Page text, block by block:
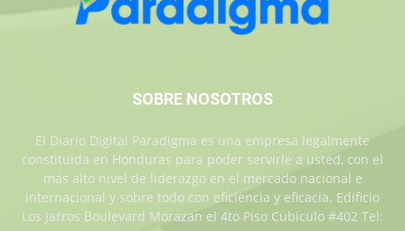
SOBRE NOSOTROS
El Diario Digital Paradigma es una empresa legalmente
constituida en Honduras para poder servirle a usted, con el
más alto nivel de liderazgo en el mercado nacional e
internacional y sobre todo con eficiencia y eficacia. Edificio
Los Jarros Boulevard Morazan el 4to Piso Cubiculo #402 Tel: